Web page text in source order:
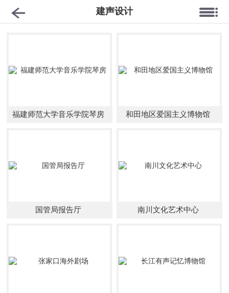
建声设计
福建师范大学音乐学院琴房 和田地区爱国主义博物馆
国管局报告厅 南川文化艺术中心